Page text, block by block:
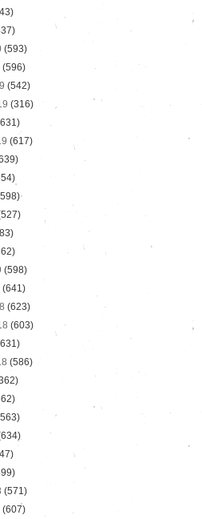
(593)
(596)
(542)
(316)
(617)
(598)
(641)
(623)
(603)
(586)
(571)
(607)